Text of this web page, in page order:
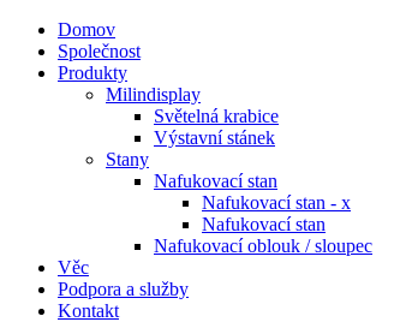
Domov
Společnost
Produkty
Milindisplay
Světelná krabice
Výstavní stánek
Stany
Nafukovací stan
Nafukovací stan - x
Nafukovací stan
Nafukovací oblouk / sloupec
Věc
Podpora a služby
Kontakt